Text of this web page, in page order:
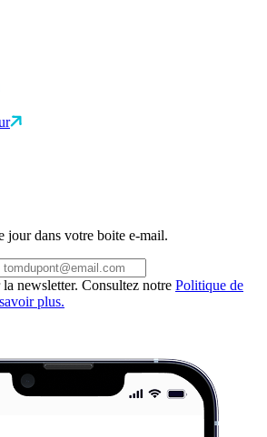
jour dans votre boite e-mail.
newsletter. Consultez notre Politique de
plus.